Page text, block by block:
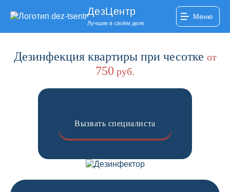
ДезЦентр
Лучшие в своём деле
Меню
Дезинфекция квартиры при чесотке от
750 руб.
Вызвать специалиста